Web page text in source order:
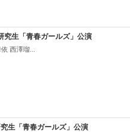
究生「青春ガールズ」公演
西澤瑠...
生「青春ガールズ」公演